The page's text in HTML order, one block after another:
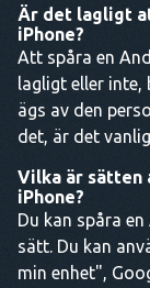
Är det lagligt
iPhone?
Att spåra en
lagligt eller inte,
ägs av den
det, är det
Vilka är sätten
iPhone?
Du kan spåra
sätt. Du kan
min enhet",